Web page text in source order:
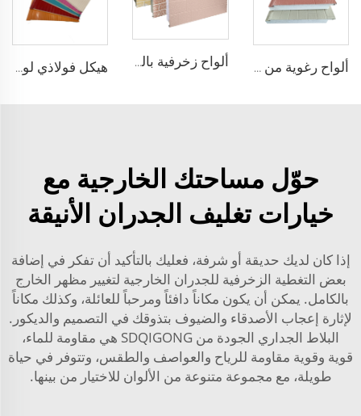
ألواح رغوية من نوع EPS للجدران لتستخدم في الغرف الباردة ألواح زخرفية بالنمط الخشبي للأجزاء الخارجية الجدار الخارجي لوحة ساندويتش EPS لوحة الجدار الخارجي هيكل فولاذي لوحة ساندويتش EPS معزولة البناء العقاري بناء حاوية منزل
حوّل مساحتك الخارجية مع
خيارات تغليف الجدران الأنيقة
إذا كان لديك حديقة أو شرفة، فعليك بالتأكيد أن تفكر في إضافة
بعض التغطية الزخرفية للجدران الخارجية لتغيير مظهر الخارج
بالكامل. يمكن أن يكون مكاناً دافئاً ومرحباً للعائلة، وكذلك مكاناً
لإثارة إعجاب الأصدقاء والضيوف بتذوقك في التصميم والديكور.
البلاط الجداري الجودة من SDQIGONG هي مقاومة للماء،
قوية وقوية مقاومة للرياح والعواصف والطقس، وتتوفر في حياة
طويلة، مع مجموعة متنوعة من الألوان للاختيار من بينها.